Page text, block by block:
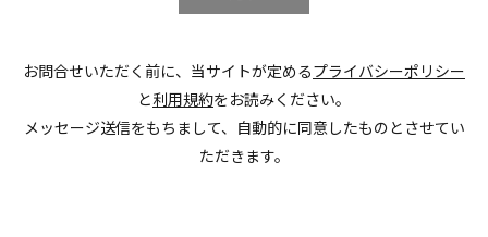
お問合せいただく前に、当サイトが定めるプライバシーポリシー
と利用規約をお読みください。
メッセージ送信をもちまして、自動的に同意したものとさせてい
ただきます。